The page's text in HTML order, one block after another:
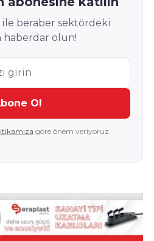
ile beraber sektördeki
olun!
Ol
göre önem veriyoruz.